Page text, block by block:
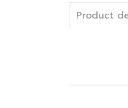
Product